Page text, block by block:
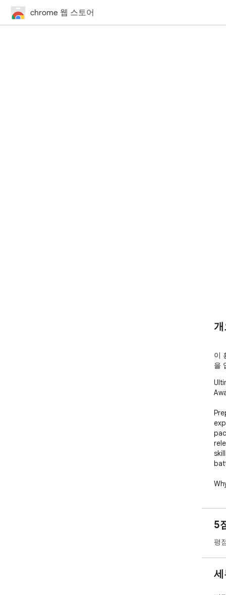
chrome 웹 스토어
이
을
the
5
평